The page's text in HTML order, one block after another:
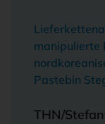
manipulierte
Pastebin
THN/